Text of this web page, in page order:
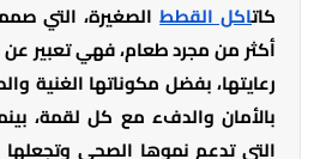
كاتاكل القططالصغيرة، التي
أكثر من مجرد طعام، فهي تعبير
رعايتها، بفضل مكوناتها الغنية
بالأمان والدفء مع كل لقمة،
التي تدعم نموها الصحي وتجعلها